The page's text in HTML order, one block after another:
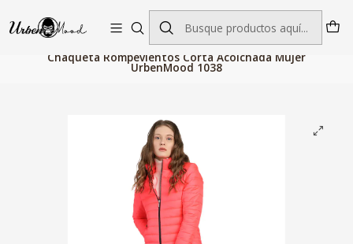
Envío GRATIS desde $60.000 | Entregas rápidas 1–5 días hábiles
Moda Mujer Chaquetas y Abrigos
Chaqueta Rompevientos Corta Acolchada Mujer
UrbenMood 1038